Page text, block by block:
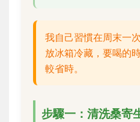
我自己習慣在周末一
放冰箱冷藏，要喝的
較省時。
步驟一：清洗桑寄